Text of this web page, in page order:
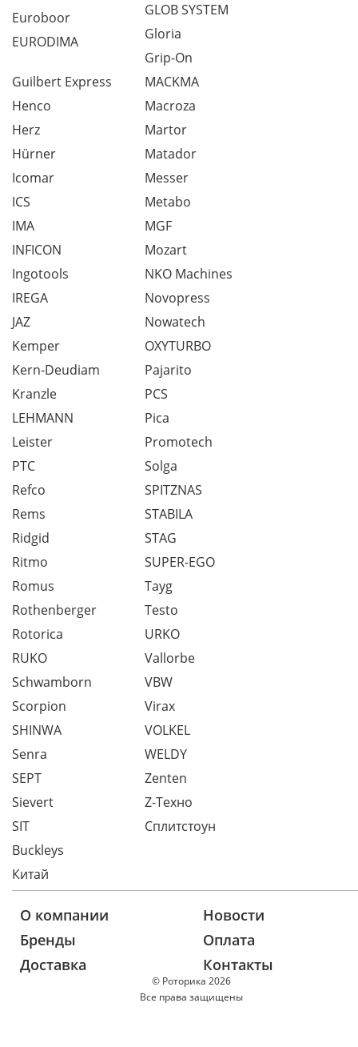
Euroboor
EURODIMA
GLOB SYSTEM
Gloria
Grip-On
Guilbert Express
Henco
Herz
Hürner
Icomar
ICS
IMA
INFICON
Ingotools
IREGA
JAZ
Kemper
Kern-Deudiam
Kranzle
LEHMANN
Leister
MACKMA
Macroza
Martor
Matador
Messer
Metabo
MGF
Mozart
NKO Machines
Novopress
Nowatech
OXYTURBO
Pajarito
PCS
Pica
Promotech
PTC
Refco
Rems
Ridgid
Ritmo
Romus
Rothenberger
Rotorica
RUKO
Schwamborn
Scorpion
SHINWA
Senra
SEPT
Sievert
SIT
Solga
SPITZNAS
STABILA
STAG
SUPER-EGO
Tayg
Testo
URKO
Vallorbe
VBW
Virax
VOLKEL
WELDY
Zenten
Z-Техно
Сплитстоун
Buckleys
Китай
© Роторика 2026
Все права защищены
О компании
Новости
Бренды
Оплата
Доставка
Контакты